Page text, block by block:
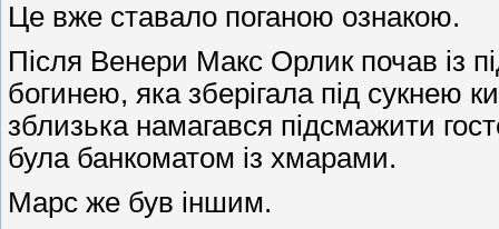
Це вже ставало поганою ознакою.
Після Венери Макс Орлик почав із
богинею, яка зберігала під сукнею
зблизька намагався підсмажити
була банкоматом із хмарами.
Марс же був іншим.